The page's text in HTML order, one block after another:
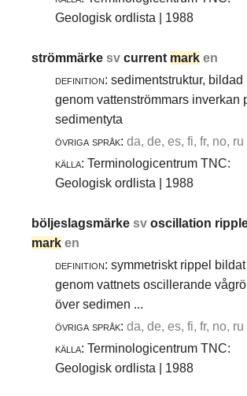
Geologisk ordlista | 1988
strömmärkesvcurrent mark en
definition: sedimentstruktur, bildad
genom vattenströmmars inverkan
sedimentyta
övriga språk: da, de, es, fi, fr, no, ru
källa: Terminologicentrum TNC:
Geologisk ordlista | 1988
böljeslagsmärkesvoscillation
mark en
definition: symmetriskt rippel bildat
genom vattnets oscillerande
över sedimen ...
övriga språk: da, de, es, fi, fr, no, ru
källa: Terminologicentrum TNC:
Geologisk ordlista | 1988